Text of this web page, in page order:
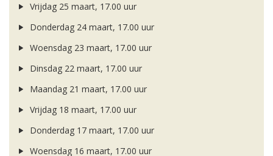
Vrijdag 25 maart, 17.00 uur
Donderdag 24 maart, 17.00 uur
Woensdag 23 maart, 17.00 uur
Dinsdag 22 maart, 17.00 uur
Maandag 21 maart, 17.00 uur
Vrijdag 18 maart, 17.00 uur
Donderdag 17 maart, 17.00 uur
Woensdag 16 maart, 17.00 uur